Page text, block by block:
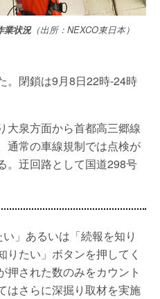
業状況（出所：NEXCO東日本）
。閉鎖は9月8日22時-24時
大泉方面から首都高三郷線
通常の車線規制では点検が
。迂回路として国道298号
」あるいは「続報を知り
りたい」ボタンを押してく
押された数のみをカウント
はさらに深掘り取材を実施